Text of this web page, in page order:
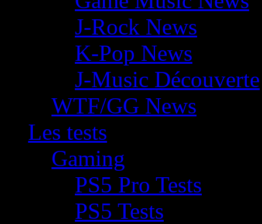
J-Rock News
K-Pop News
J-Music Découverte
WTF/GG News
Les tests
Gaming
PS5 Pro Tests
PS5 Tests